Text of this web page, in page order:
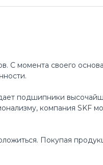
момента своего
подшипники
компания SKF
Покупая